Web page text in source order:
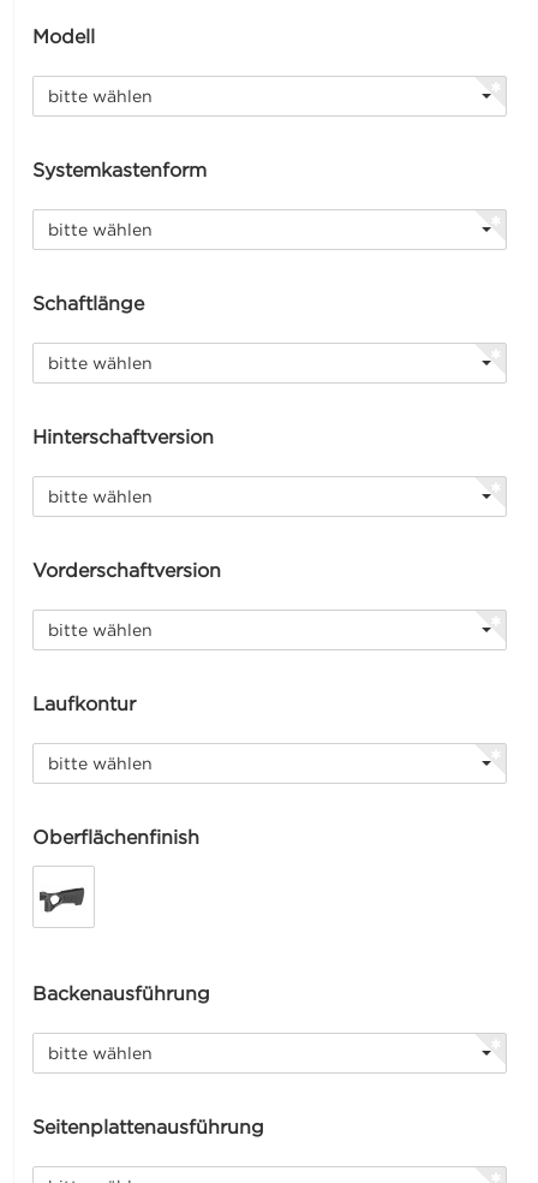
Modell
bitte wählen
Systemkastenform
bitte wählen
Schaftlänge
bitte wählen
Hinterschaftversion
bitte wählen
Vorderschaftversion
bitte wählen
Laufkontur
bitte wählen
Oberflächenfinish
Backenausführung
bitte wählen
Seitenplattenausführung